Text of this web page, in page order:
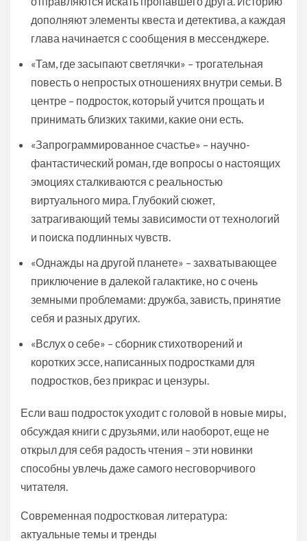
дополняют элементы квеста и детектива, а каждая
глава начинается с сообщения в мессенджере.
«Там, где засыпают светлячки» – трогательная
повесть о непростых отношениях внутри семьи. В
центре – подросток, который учится прощать и
принимать близких такими, какие они есть.
«Запрограммированное счастье» – научно-
фантастический роман, где вопросы о настоящих
эмоциях сталкиваются с реальностью
виртуального мира. Глубокий сюжет,
затрагивающий темы зависимости от технологий
и поиска подлинных чувств.
«Однажды на другой планете» – захватывающее
приключение в далекой галактике, но с очень
земными проблемами: дружба, зависть, принятие
себя и разных других.
«Вслух о себе» – сборник стихотворений и
коротких эссе, написанных подростками для
подростков, без прикрас и цензуры.
Если ваш подросток уходит с головой в новые миры,
обсуждая книги с друзьями, или наоборот, еще не
открыл для себя радость чтения – эти новинки
способны увлечь даже самого несговорчивого
читателя.
Современная подростковая литература:
актуальные темы и тренды